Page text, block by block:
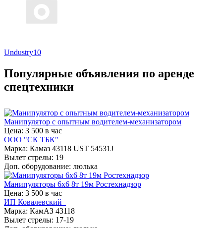
Undustry10
Популярные объявления по аренде
спецтехники
Манипулятор с опытным водителем-механизатором
Цена: 3 500 в час
ООО "СК ТБК"
Марка: Камаз 43118 UST 54531J
Вылет стрелы: 19
Доп. оборудование: люлька
Манипуляторы 6х6 8т 19м Ростехнадзор
Цена: 3 500 в час
ИП Ковалевский
Марка: КамАЗ 43118
Вылет стрелы: 17-19